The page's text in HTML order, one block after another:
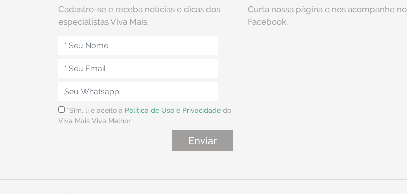
Cadastre-se e receba notícias e dicas dos
especialistas Viva Mais.
*Sim, li e aceito a Política de Uso e Privacidade do
Viva Mais Viva Melhor
Curta nossa página e nos acompanhe no
Facebook.